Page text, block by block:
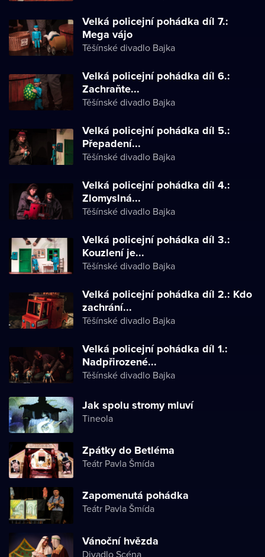
Velká policejní pohádka díl 7.:
Mega vájo
Těšínské divadlo Bajka
Velká policejní pohádka díl 6.:
Zachraňte...
Těšínské divadlo Bajka
Velká policejní pohádka díl 5.:
Přepadení...
Těšínské divadlo Bajka
Velká policejní pohádka díl 4.:
Zlomyslná...
Těšínské divadlo Bajka
Velká policejní pohádka díl 3.:
Kouzlení je...
Těšínské divadlo Bajka
Velká policejní pohádka díl 2.: Kdo
zachrání...
Těšínské divadlo Bajka
Velká policejní pohádka díl 1.:
Nadpřirozené...
Těšínské divadlo Bajka
Jak spolu stromy mluví
Tineola
Zpátky do Betléma
Teátr Pavla Šmída
Zapomenutá pohádka
Teátr Pavla Šmída
Vánoční hvězda
Divadlo Scéna